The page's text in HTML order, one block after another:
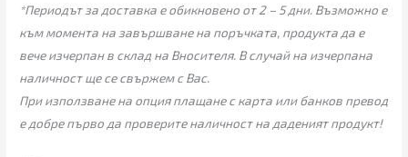
*Периодът за доставка е обикновено от 2 – 5 дни. Възможно е
към момента на завършване на поръчката, продукта да е
вече изчерпан в склад на Вносителя. В случай на изчерпана
наличност ще се свържем с Вас.
При използване на опция плащане с карта или банков превод
е добре първо да проверите наличност на даденият продукт!